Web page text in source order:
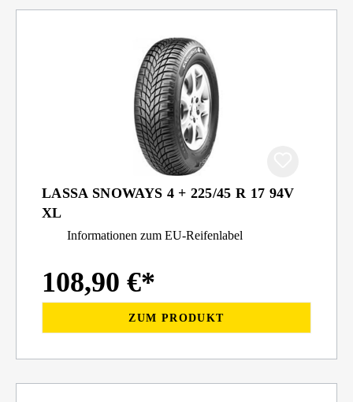
LASSA SNOWAYS 4 + 225/45 R 17 94V
XL
Informationen zum EU-Reifenlabel
108,90 €*
ZUM PRODUKT